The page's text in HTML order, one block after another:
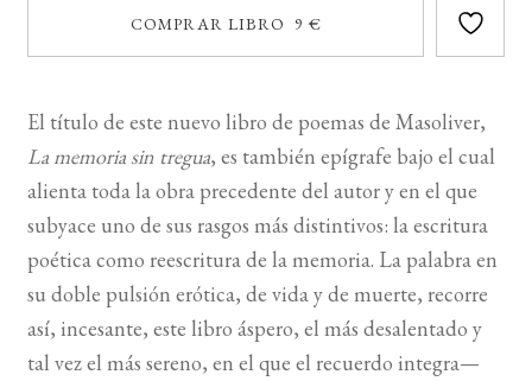
COMPRAR LIBRO 9 €
El título de este nuevo libro de poemas de Masoliver,
La memoria sin tregua, es también epígrafe bajo el cual
alienta toda la obra precedente del autor y en el que
subyace uno de sus rasgos más distintivos: la escritura
poética como reescritura de la memoria. La palabra en
su doble pulsión erótica, de vida y de muerte, recorre
así, incesante, este libro áspero, el más desalentado y
tal vez el más sereno, en el que el recuerdo integra—